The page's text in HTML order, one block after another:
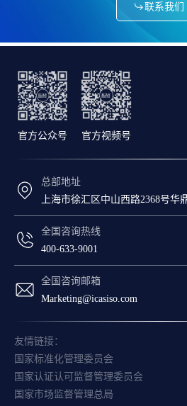
联系我们
官方公众号 官方视频号
总部地址
上海市徐汇区中山西路2368号华
全国咨询热线
400-633-9001
全国咨询邮箱
Marketing@icasiso.com
友情链接：
国家标准化管理委员会
国家认证认可监督管理委员会
国家市场监督管理总局